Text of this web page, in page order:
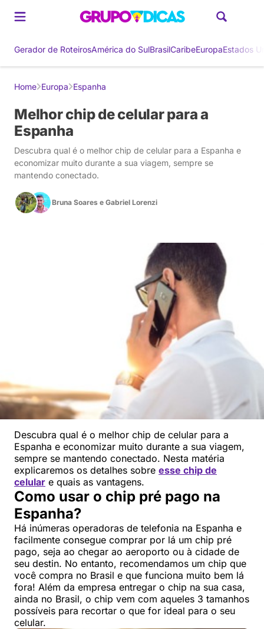
Gerador de RoteirosAmérica do SulBrasilCaribeEuropaEstados
Home Europa Espanha
Melhor chip de celular para a
Espanha
Descubra qual é o melhor chip de celular para a Espanha e
economizar muito durante a sua viagem, sempre se
mantendo conectado.
Bruna Soares e Gabriel Lorenzi
Descubra qual é o melhor chip de celular para a
Espanha e economizar muito durante a sua viagem,
sempre se mantendo conectado. Nesta matéria
explicaremos os detalhes sobre esse chip de
celular e quais as vantagens.
Como usar o chip pré pago na
Espanha?
Há inúmeras operadoras de telefonia na Espanha e
facilmente consegue comprar por lá um chip pré
pago, seja ao chegar ao aeroporto ou à cidade de
seu destin. No entanto, recomendamos um chip que
você compra no Brasil e que funciona muito bem lá
fora! Além da empresa entregar o chip na sua casa,
ainda no Brasil, o chip vem com aqueles 3 tamanhos
possíveis para recortar o que for ideal para o seu
celular.